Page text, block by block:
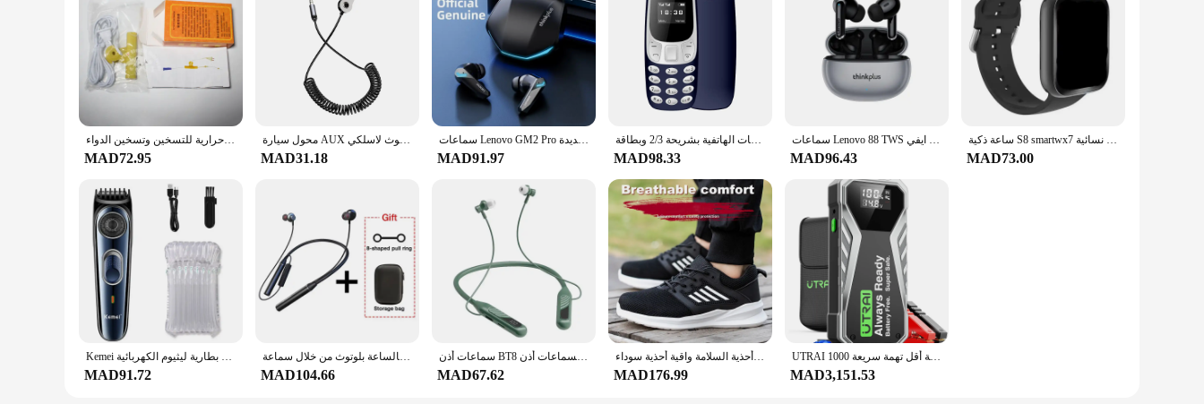
Features:
**Optimized Security and Durability**
Our robust steel cage accessories are designed to provide the utmost security for your animals, ensuring they remain safely contained within their enclosures. The durable construction of these
accessories is engineered to withstand the rigors of daily use, making them a reliable choice for both commercial and personal use. Whether you're housing small pets or larger animals, our accessories
are tailored to fit a wide range of cage sizes, ensuring compatibility with your existing setup.
These cage accessories are not only built to last but also designed for ease of use. The ergonomic design makes them simple to install and adjust, allowing for quick and hassle-free maintenance. The
accessories are lightweight and easy to handle, reducing the physical strain associated with managing animal enclosures. Additionally, the accessories are easy to clean, ensuring that your animals' living
space remains hygienic and safe at all times.
Our cage accessories are not just about security; they are also about convenience. The versatile nature of these accessories means they can be used in a variety of scenarios, from pet stores to private
homes. The accessories come in a variety of sets, making it easy for vendors, suppliers, and individuals to purchase the exact components they need. With our accessories, you can tailor your animal
enclosures to meet the specific needs of your pets, ensuring they have a comfortable and secure environment.
سلك قياس 1800 مللي متر, أداة حرارية للتسخين وتسخين الدواء
MAD72.95
محول سيارة AUX بلوتوث لاسلكي ، USB إلى من من ، Jack ، طقم كابل Dongle Handfree ، جهاز استقبال جهاز إرسال
MAD31.18
سماعات Lenovo GM2 Pro بلوتوث سماعة أذن لاسلكية داخل الأذن للألعاب بزمن استجابة منخفض سماعات موسيقى مزدوجة الوضع جديدة
MAD91.97
هاتف محمول صغير مزود بتقنية البلوتوث ومسجل صوت سحري منخفض للإشعاع مع إمكانية تسجيل المكالمات الهاتفية بشريحة 2/3 وبطاقة SIM وهاتف خلوي صغير غير مقفول GSM
MAD98.33
سماعات Lenovo 88 TWS الأصلية بالتحكم باللمس المزدوج باس الحد من الضوضاء ايفي
MAD96.43
ساعة ذكية S8 smartwx7 للرجال للاتصال الهاتفي بجهاز تعقب رياضي صحي ساعة نسائية X8
MAD73.00
Kemei اللاسلكي قابل للتعديل 1-10 مللي متر الشعر المتقلب للرجال الوجه اللحية المتقلب قابلة للشحن حافة الشعر المقص بطارية ليثيوم الكهربائية
MAD91.72
سماعات رأس لاسلكية على التحمل بالساعة بلوتوث من خلال سماعة Neckband سماعات أذن رياضية لطاقة TF
MAD104.66
سماعات أذن BT8 في الهواء الطلق مع شحن بشاشة عرض تعمل باللمس سماعات أذن لسماعات أذن Muisc
MAD67.62
سلامة العمل أحذية الرجال خفيفة الوزن غير قابل للتدمير أحذية العمل الأمن الصلب تو أحذية السلامة واقية أحذية سوداء Size36-46
MAD176.99
UTRAI سوبر مكثف سيارة الانتقال كاتب سوبر آمنة بطارية أقل تهمة سريعة 1000A المحمولة لجهاز الطوارئ الداعم بدء
MAD3,151.53